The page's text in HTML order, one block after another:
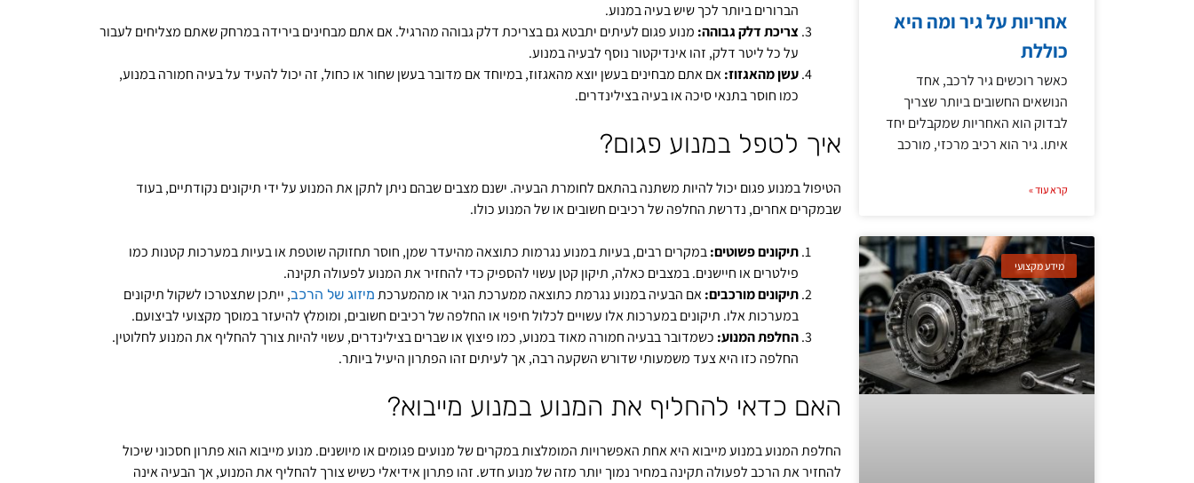
אחריות על גיר ומה היא
כוללת
כאשר רוכשים גיר לרכב, אחד
הנושאים החשובים ביותר שצריך
לבדוק הוא האחריות שמקבלים יחד
איתו. גיר הוא רכיב מרכזי, מורכב
קרא עוד »
מידע מקצועי
הברורים ביותר לכך שיש בעיה במנוע.
צריכת דלק גבוהה: מנוע פגום לעיתים יתבטא גם בצריכת דלק גבוהה מהרגיל. אם אתם מבחינים בירידה במרחק שאתם מצליחים לעבור
על כל ליטר דלק, זהו אינדיקטור נוסף לבעיה במנוע.
עשן מהאגזוז:אם אתם מבחינים בעשן יוצא מהאגזוז, במיוחד אם מדובר בעשן שחור או כחול, זה יכול להעיד על בעיה חמורה במנוע,
כמו חוסר בתנאי סיכה או בעיה בצילינדרים.
איך לטפל במנוע פגום?
הטיפול במנוע פגום יכול להיות משתנה בהתאם לחומרת הבעיה. ישנם מצבים שבהם ניתן לתקן את המנוע על ידי תיקונים נקודתיים, בעוד
שבמקרים אחרים, נדרשת החלפה של רכיבים חשובים או של המנוע כולו.
תיקונים פשוטים:במקרים רבים, בעיות במנוע נגרמות כתוצאה מהיעדר שמן, חוסר תחזוקה שוטפת או בעיות במערכות קטנות כמו
פילטרים או חיישנים. במצבים כאלה, תיקון קטן עשוי להספיק כדי להחזיר את המנוע לפעולה תקינה.
תיקונים מורכבים:אם הבעיה במנוע נגרמת כתוצאה ממערכת הגיר או מהמערכת מיזוג של הרכב, ייתכן שתצטרכו לשקול תיקונים
במערכות אלו. תיקונים במערכות אלו עשויים לכלול חיפוי או החלפה של רכיבים חשובים, ומומלץ להיעזר במוסך מקצועי לביצועם.
החלפת המנוע: כשמדובר בבעיה חמורה מאוד במנוע, כמו פיצוץ או שברים בצילינדרים, עשוי להיות צורך להחליף את המנוע לחלוטין.
החלפה כזו היא צעד משמעותי שדורש השקעה רבה, אך לעיתים זהו הפתרון היעיל ביותר.
האם כדאי להחליף את המנוע במנוע מייבוא?
החלפת המנוע במנוע מייבוא היא אחת האפשרויות המומלצות במקרים של מנועים פגומים או מיושנים. מנוע מייבוא הוא פתרון חסכוני שיכול
להחזיר את הרכב לפעולה תקינה במחיר נמוך יותר מזה של מנוע חדש. זהו פתרון אידיאלי כשיש צורך להחליף את המנוע, אך הבעיה אינה